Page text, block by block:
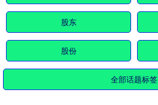
股东
股份
全部话题标签